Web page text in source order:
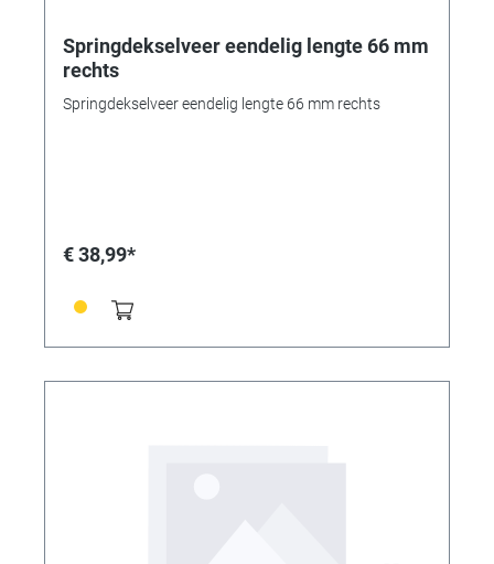
Springdekselveer eendelig lengte 66 mm
rechts
Springdekselveer eendelig lengte 66 mm rechts
€ 38,99*